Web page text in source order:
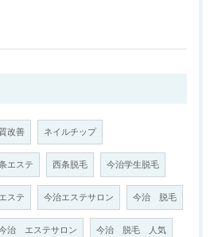
改善 ネイルチップ
エステ 西条脱毛 今治学生脱毛
ステ 今治エステサロン 今治 脱毛
治 エステサロン 今治 脱毛 人気